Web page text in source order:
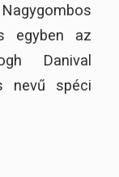
egyben az
Danival
nevű spéci